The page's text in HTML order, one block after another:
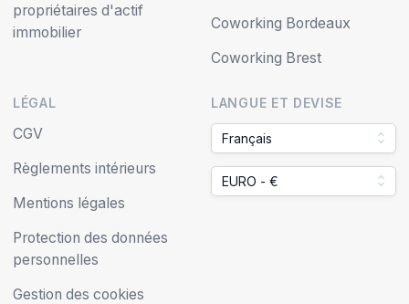
propriétaires d'actif
immobilier
Coworking Bordeaux
Coworking Brest
LÉGAL
CGV
Règlements intérieurs
Mentions légales
Protection des données
personnelles
Gestion des cookies
LANGUE ET DEVISE
Français
EURO - €